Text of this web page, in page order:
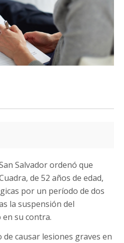
Salvador ordenó que
de 52 años de edad,
por un período de dos
la suspensión del
su contra.
causar lesiones graves en